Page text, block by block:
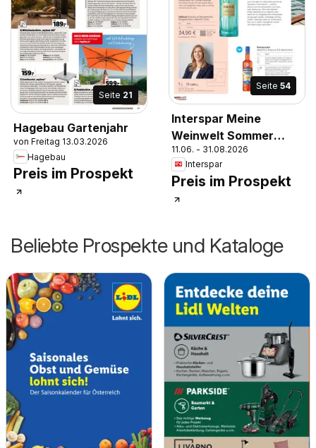
Seite 21
Hagebau Gartenjahr
von Freitag 13.03.2026
Hagebau
Preis im Prospekt
Seite 54
Interspar Meine
Weinwelt Sommer
2026
11.06. - 31.08.2026
Interspar
Preis im Prospekt
Beliebte Prospekte und Kataloge